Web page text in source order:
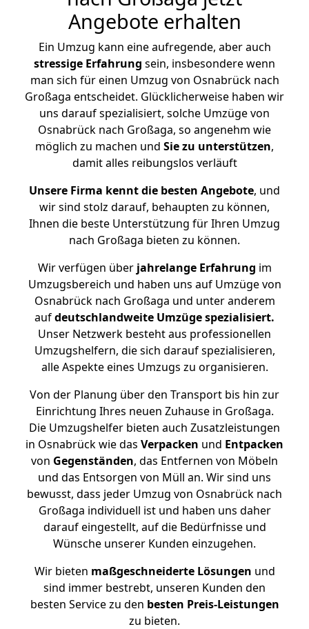
Angebote erhalten
Ein Umzug kann eine aufregende, aber auch
stressige Erfahrung sein, insbesondere wenn
man sich für einen Umzug von Osnabrück nach
Großaga entscheidet. Glücklicherweise haben wir
uns darauf spezialisiert, solche Umzüge von
Osnabrück nach Großaga, so angenehm wie
möglich zu machen und Sie zu unterstützen,
damit alles reibungslos verläuft
Unsere Firma kennt die besten Angebote, und
wir sind stolz darauf, behaupten zu können,
Ihnen die beste Unterstützung für Ihren Umzug
nach Großaga bieten zu können.
Wir verfügen überjahrelange Erfahrung im
Umzugsbereich und haben uns auf Umzüge von
Osnabrück nach Großaga und unter anderem
aufdeutschlandweite Umzüge spezialisiert.
Unser Netzwerk besteht aus professionellen
Umzugshelfern, die sich darauf spezialisieren,
alle Aspekte eines Umzugs zu organisieren.
Von der Planung über den Transport bis hin zur
Einrichtung Ihres neuen Zuhause in Großaga.
Die Umzugshelfer bieten auch Zusatzleistungen
in Osnabrück wie das Verpacken und Entpacken
von Gegenständen, das Entfernen von Möbeln
und das Entsorgen von Müll an. Wir sind uns
bewusst, dass jeder Umzug von Osnabrück nach
Großaga individuell ist und haben uns daher
darauf eingestellt, auf die Bedürfnisse und
Wünsche unserer Kunden einzugehen.
Wir bieten maßgeschneiderte Lösungen und
sind immer bestrebt, unseren Kunden den
besten Service zu den besten Preis-Leistungen
zu bieten.